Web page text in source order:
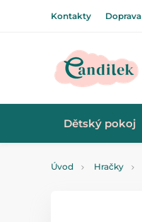
Kontakty Doprava
Dětský pokoj
Úvod Hračky